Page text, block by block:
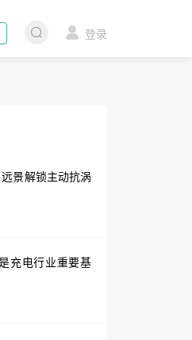
登录
景解锁主动抗涡
充电行业重要基